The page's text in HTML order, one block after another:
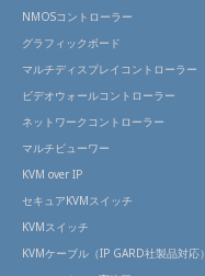
NMOSコントローラー
グラフィックボード
マルチディスプレイコントローラー
ビデオウォールコントローラー
ネットワークコントローラー
マルチビューワー
KVM over IP
セキュアKVMスイッチ
KVMスイッチ
KVMケーブル（IP GARD社製品対応）